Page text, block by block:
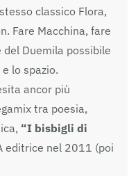
classico Flora,
Fare Macchina, fare
Duemila possibile
lo spazio.
ancor più
tra poesia,
“I bisbigli di
editrice nel 2011 (poi